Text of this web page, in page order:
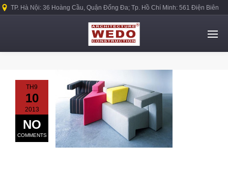
TP. Hà Nội: 36 Hoàng Cầu, Quận Đống Đa; Tp. Hồ Chí Minh: 561 Điện Biên
TH9
10
2013
NO
COMMENTS